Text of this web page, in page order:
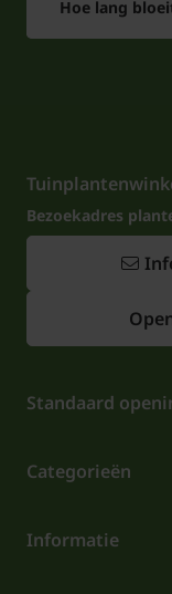
Hoe lang
Bezoekadres
Standaard
Categorieën
Informatie